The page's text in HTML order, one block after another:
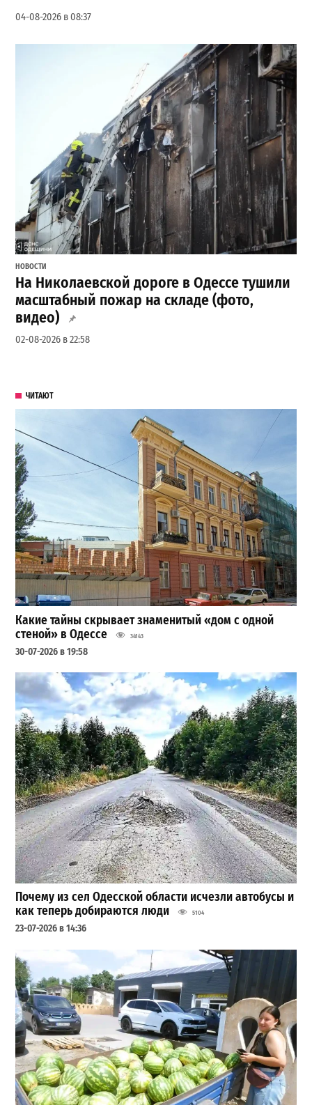
04-08-2026 в 08:37
НОВОСТИ
На Николаевской дороге в Одессе тушили
масштабный пожар на складе (фото,
видео)
02-08-2026 в 22:58
ЧИТАЮТ
Какие тайны скрывает знаменитый «дом с одной
стеной» в Одессе
34143
30-07-2026 в 19:58
Почему из сел Одесской области исчезли автобусы и
как теперь добираются люди
5104
23-07-2026 в 14:36